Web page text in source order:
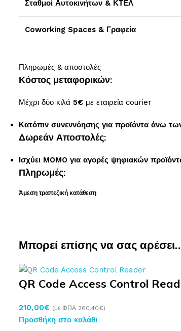
Σταθμοί Αυτοκινήτων & ΚΤΕΛ
Coworking Spaces & Γραφεία
Πληρωμές & αποστολές
Κόστος μεταφορικών:
Μέχρι δύο κιλά 5€με εταιρεία courier
Κατόπιν συνεννόησης για προϊόντα άνω
Δωρεάν Αποστολές:
Ισχύει MOMO για αγορές ψηφιακών
Πληρωμές:
Άμεση τραπεζική κατάθεση
Μπορεί επίσης να σας
QR Code Access Control
210,00€ (με ΦΠΑ 260,40€)
Προσθήκη στο καλάθι